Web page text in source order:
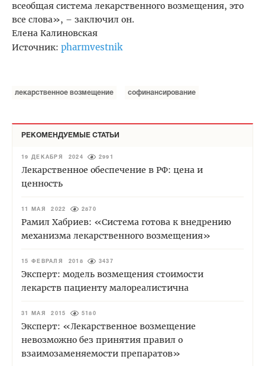
всеобщая система лекарственного возмещения, это
все слова», – заключил он.
Елена Калиновская
Источник: pharmvestnik
лекарственное возмещение софинансирование
РЕКОМЕНДУЕМЫЕ СТАТЬИ
19 ДЕКАБРЯ 2024 2991
Лекарственное обеспечение в РФ: цена и
ценность
11 МАЯ 2022 2870
Рамил Хабриев: «Система готова к внедрению
механизма лекарственного возмещения»
15 ФЕВРАЛЯ 2018 3437
Эксперт: модель возмещения стоимости
лекарств пациенту малореалистична
31 МАЯ 2015 5180
Эксперт: «Лекарственное возмещение
невозможно без принятия правил о
взаимозаменяемости препаратов»